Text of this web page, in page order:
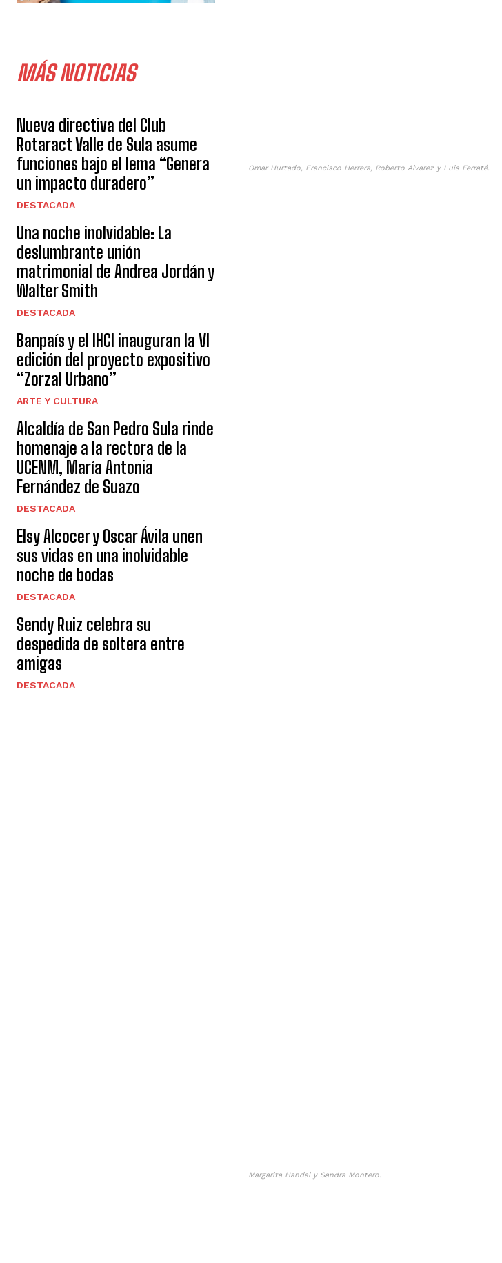
MÁS NOTICIAS
Nueva directiva del Club
Rotaract Valle de Sula asume
funciones bajo el lema “Genera
un impacto duradero”
DESTACADA
Una noche inolvidable: La
deslumbrante unión
matrimonial de Andrea Jordán y
Walter Smith
DESTACADA
Banpaís y el IHCI inauguran la VI
edición del proyecto expositivo
“Zorzal Urbano”
ARTE Y CULTURA
Alcaldía de San Pedro Sula rinde
homenaje a la rectora de la
UCENM, María Antonia
Fernández de Suazo
DESTACADA
Elsy Alcocer y Oscar Ávila unen
sus vidas en una inolvidable
noche de bodas
DESTACADA
Sendy Ruiz celebra su
despedida de soltera entre
amigas
DESTACADA
Omar Hurtado, Francisco Herrera, Roberto Alvarez y Luis Ferraté.
Margarita Handal y Sandra Montero.